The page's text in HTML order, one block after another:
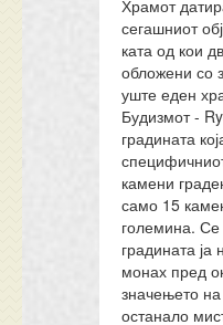
Храмот
сегашниот
ката од кои
обложени со
уште еден
Будизмот -
градината
камени
само 15
големина. Се
градината
монах пред
значењето
останало